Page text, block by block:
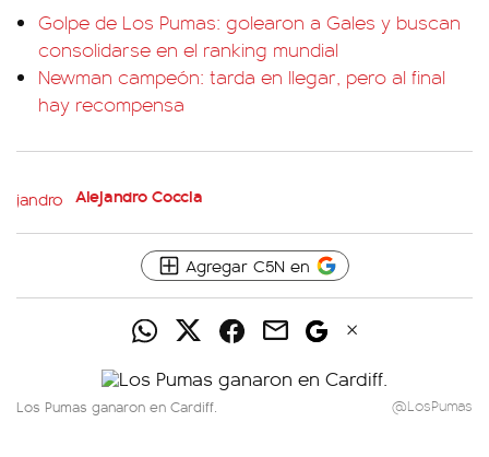
Golpe de Los Pumas: golearon a Gales y buscan
consolidarse en el ranking mundial
Newman campeón: tarda en llegar, pero al final
hay recompensa
Alejandro Coccia
Agregar C5N en
Los Pumas ganaron en Cardiff. @LosPumas